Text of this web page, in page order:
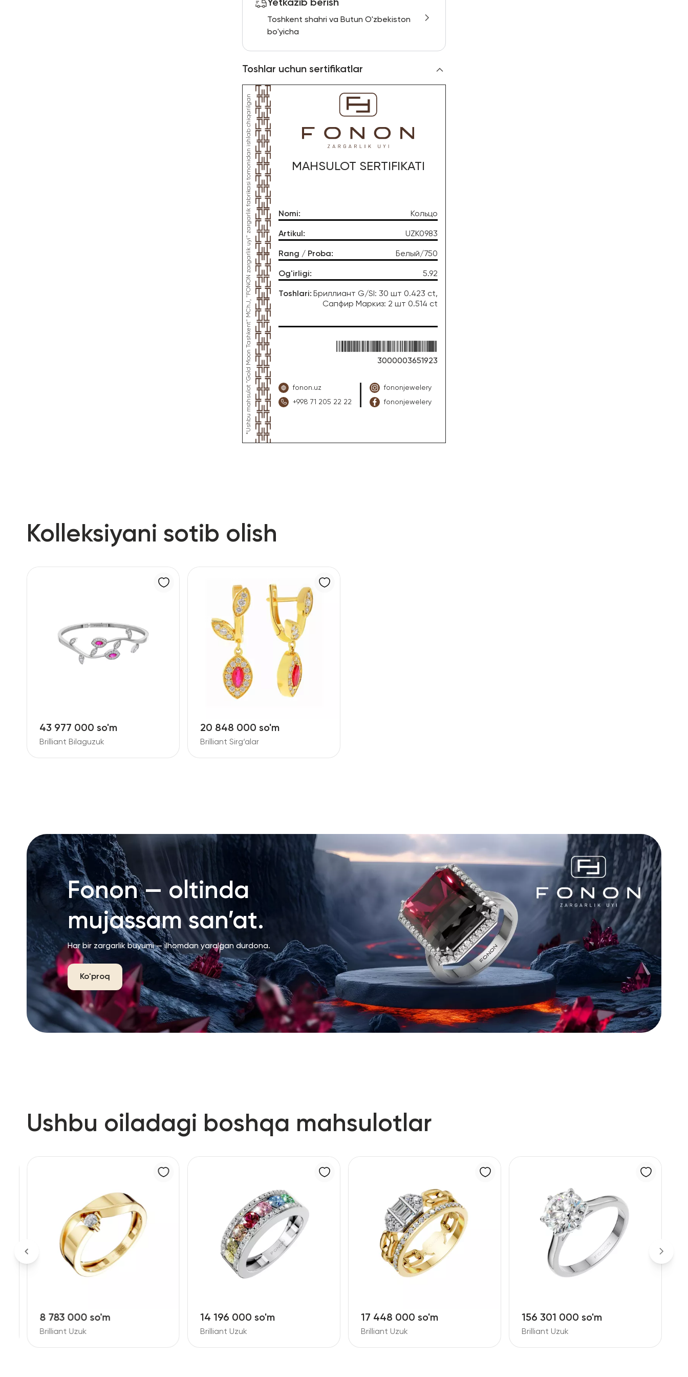
Yetkazib berish
Toshkent shahri va Butun O'zbekiston
bo'yicha
Toshlar uchun sertifikatlar
*Ushbu mahsulot "Gold Moon Tashkent" MChJ, "FONON zargarlik uyi" zargarlik fabrikasi tomonidan ishlab chiqarilgan MAHSULOT SERTIFIKATI
Nomi: Кольцо
Artikul : UZK0983
Rang / Proba: Белый/750
Og'irligi: 5.92
Toshlari: Бриллиант G/SI: 30 шт 0.423 ct,
Сапфир Маркиз: 2 шт 0.514 ct
3000003651923
fonon.uz
+998 71 205 22 22
fononjewelery
fononjewelery
Kolleksiyani sotib olish
43 977 000 so'm
Brilliant Bilaguzuk
20 848 000 so'm
Brilliant Sirg‘alar
Fonon — oltinda
mujassam san’at.
Har bir zargarlik buyumi — ilhomdan yaralgan durdona.
Ko'proq
Ushbu oiladagi boshqa mahsulotlar
8 783 000 so'm
Brilliant Uzuk
14 196 000 so'm
Brilliant Uzuk
17 448 000 so'm
Brilliant Uzuk
156 301 000 so'm
Brilliant Uzuk